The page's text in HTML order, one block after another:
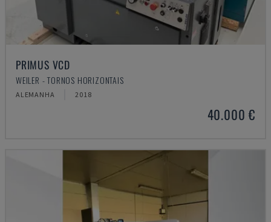
PRIMUS VCD
WEILER - TORNOS HORIZONTAIS
ALEMANHA 2018
40.000 €